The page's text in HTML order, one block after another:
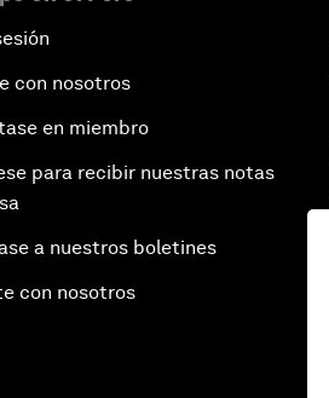
con nosotros
en miembro
para recibir nuestras notas
a nuestros boletines
con nosotros